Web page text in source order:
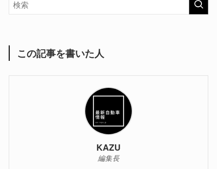
この記事を書いた人
KAZU
編集長